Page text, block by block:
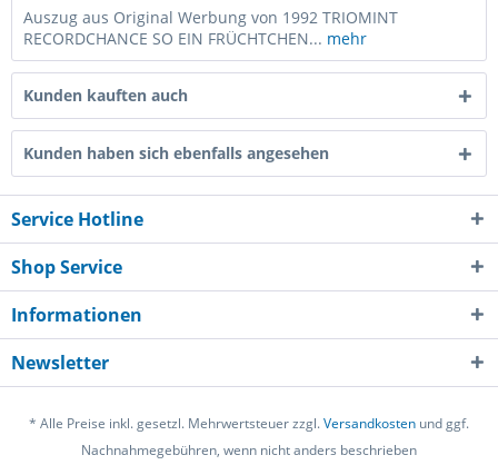
Auszug aus Original Werbung von 1992 TRIOMINT
RECORDCHANCE SO EIN FRÜCHTCHEN... mehr
Kunden kauften auch
Kunden haben sich ebenfalls angesehen
Service Hotline
Shop Service
Informationen
Newsletter
* Alle Preise inkl. gesetzl. Mehrwertsteuer zzgl.Versandkosten und ggf.
Nachnahmegebühren, wenn nicht anders beschrieben